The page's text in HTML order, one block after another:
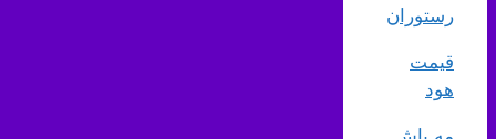
رستوران
قیمت
هود